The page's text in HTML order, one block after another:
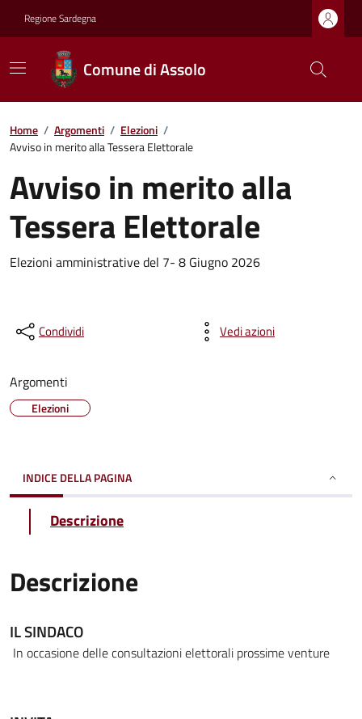
Regione Sardegna
Comune di Assolo
Home / Argomenti / Elezioni /
Avviso in merito alla Tessera Elettorale
Avviso in merito alla
Tessera Elettorale
Elezioni amministrative del 7- 8 Giugno 2026
Condividi Vedi azioni
Argomenti
Elezioni
INDICE DELLA PAGINA
Descrizione
Descrizione
IL SINDACO
In occasione delle consultazioni elettorali prossime venture